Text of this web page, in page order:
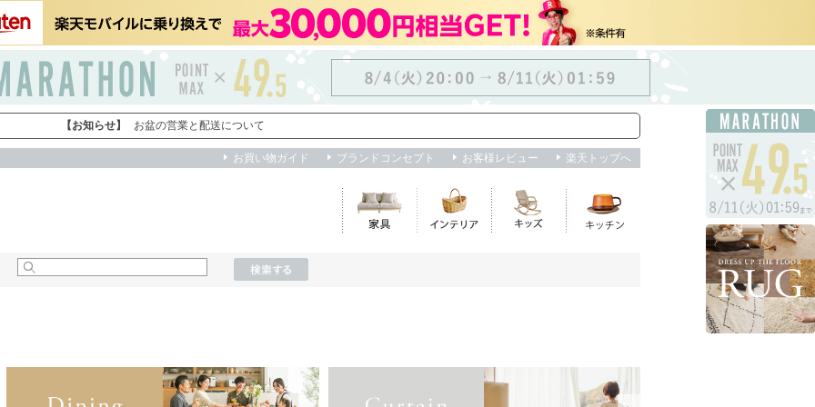
買い物かご お知らせ myクーポン 閲覧履歴 お気に入り 購入履歴
ヘルプ/不適切な商品を報告